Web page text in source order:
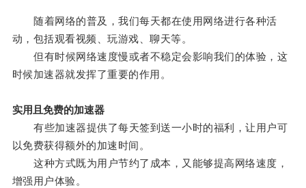
随着网络的普及，我们每天都在使用网络进行各种活
动，包括观看视频、玩游戏、聊天等。
但有时候网络速度慢或者不稳定会影响我们的体验，这
时候加速器就发挥了重要的作用。
实用且免费的加速器
有些加速器提供了每天签到送一小时的福利，让用户可
以免费获得额外的加速时间。
这种方式既为用户节约了成本，又能够提高网络速度，
增强用户体验。